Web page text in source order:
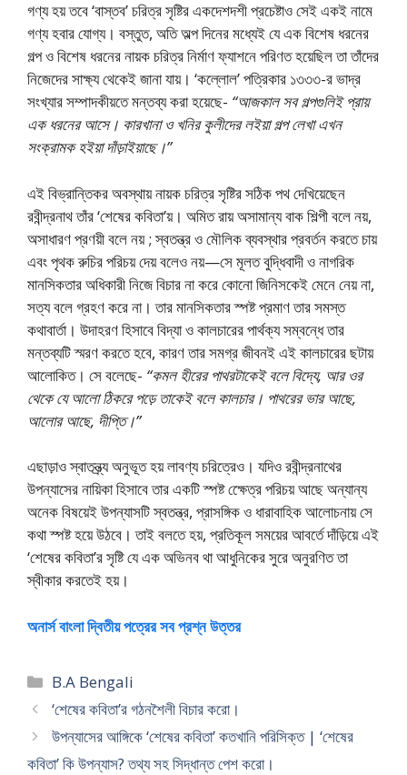
গণ্য হয় তবে ‘বাস্তব’ চরিত্র সৃষ্টির একদেশদশী প্রচেষ্টাও সেই একই নামে
গণ্য হবার যােগ্য। বস্তুত, অতি অল্প দিনের মধ্যেই যে এক বিশেষ ধরনের
গল্প ও বিশেষ ধরনের নায়ক চরিত্র নির্মাণ ফ্যাশনে পরিণত হয়েছিল তা তাঁদের
নিজেদের সাক্ষ্য থেকেই জানা যায়। ‘কল্লোল’ পত্রিকার ১৩৩৩-র ভাদ্র
সংখ্যার সম্পাদকীয়তে মন্তব্য করা হয়েছে- “আজকাল সব গল্পগুলিই প্রায়
এক ধরনের আসে। কারখানা ও খনির কুলীদের লইয়া গল্প লেখা এখন
সংক্রামক হইয়া দাঁড়াইয়াছে।”
এই বিভ্রান্তিকর অবস্থায় নায়ক চরিত্র সৃষ্টির সঠিক পথ দেখিয়েছেন
রবীন্দ্রনাথ তাঁর ‘শেষের কবিতা’য়। অমিত রায় অসামান্য বাক শিল্পী বলে নয়,
অসাধারণ প্রণয়ী বলে নয় ; স্বতন্ত্র ও মৌলিক ব্যবস্থার প্রবর্তন করতে চায়
এবং পৃথক রুচির পরিচয় দেয় বলেও নয়—সে মূলত বুদ্ধিবাদী ও নাগরিক
মানসিকতার অধিকারী নিজে বিচার না করে কোনাে জিনিসকেই মেনে নেয় না,
সত্য বলে গ্রহণ করে না। তার মানসিকতার স্পষ্ট প্রমাণ তার সমস্ত
কথাবার্তা। উদাহরণ হিসাবে বিদ্যা ও কালচারের পার্থক্য সম্বন্ধে তার
মন্তব্যটি স্মরণ করতে হবে, কারণ তার সমগ্র জীবনই এই কালচারের ছটায়
আলোকিত। সে বলেছে- “কমল হীরের পাথরটাকেই বলে বিদ্যে, আর ওর
থেকে যে আলাে ঠিকরে পড়ে তাকেই বলে কালচার। পাথরের ভার আছে,
আলাের আছে, দীপ্তি।”
এছাড়াও স্বাতন্ত্র্য অনুভূত হয় লাবণ্য চরিত্রেও। যদিও রবীন্দ্রনাথের
উপন্যাসের নায়িকা হিসাবে তার একটি স্পষ্ট ক্ষেেত্র পরিচয় আছে অন্যান্য
অনেক বিষয়েই উপন্যাসটি স্বতন্ত্র, প্রাসঙ্গিক ও ধারাবাহিক আলােচনায় সে
কথা স্পষ্ট হয়ে উঠবে। তাই বলতে হয়, প্রতিকূল সময়ের আবর্তে দাঁড়িয়ে এই
‘শেষের কবিতা’র সৃষ্টি যে এক অভিনব থা আধুনিকের সুরে অনুরণিত তা
স্বীকার করতেই হয়।
অনার্স বাংলা দ্বিতীয় পত্রের সব প্রশ্ন উত্তর
Categories
B.A Bengali
‘শেষের কবিতা’র গঠনশৈলী বিচার করাে।
উপন্যাসের আঙ্গিকে ‘শেষের কবিতা’ কতখানি পরিসিক্ত | ‘শেষের
কবিতা’ কি উপন্যাস? তথ্য সহ সিদ্ধান্ত পেশ করাে।